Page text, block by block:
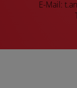
E-Mail: